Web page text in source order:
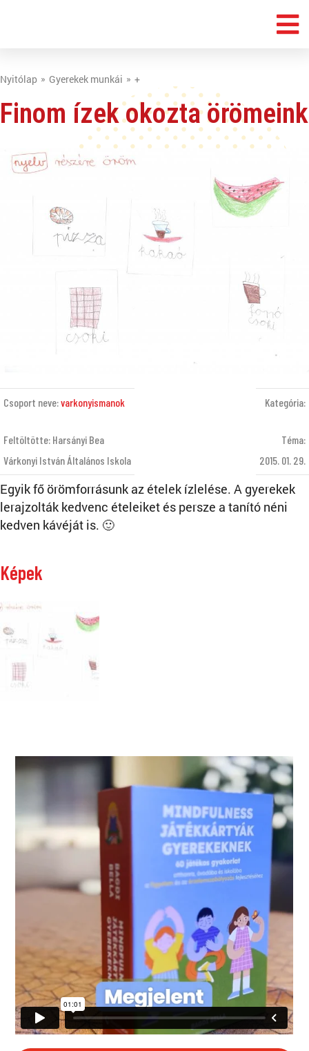
Nyitólap Gyerekek munkái +
Finom ízek okozta örömeink
Csoport neve:varkonyismanok
Feltöltötte: Harsányi Bea
Várkonyi István Általános Iskola
Kategória:
Téma:
2015. 01. 29.
Egyik fő örömforrásunk az ételek ízlelése. A gyerekek
lerajzolták kedvenc ételeiket és persze a tanító néni
kedven kávéját is. 🙂
Képek